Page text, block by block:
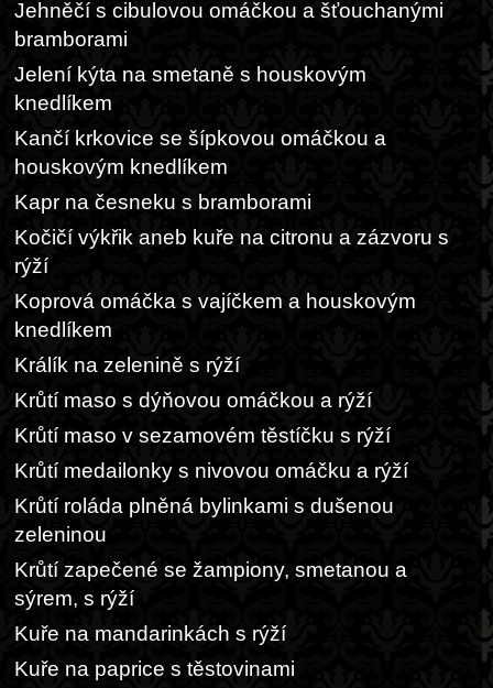
Jehněčí s cibulovou omáčkou a šťouchanými
bramborami
Jelení kýta na smetaně s houskovým
knedlíkem
Kančí krkovice se šípkovou omáčkou a
houskovým knedlíkem
Kapr na česneku s bramborami
Kočičí výkřik aneb kuře na citronu a zázvoru s
rýží
Koprová omáčka s vajíčkem a houskovým
knedlíkem
Králík na zelenině s rýží
Krůtí maso s dýňovou omáčkou a rýží
Krůtí maso v sezamovém těstíčku s rýží
Krůtí medailonky s nivovou omáčku a rýží
Krůtí roláda plněná bylinkami s dušenou
zeleninou
Krůtí zapečené se žampiony, smetanou a
sýrem, s rýží
Kuře na mandarinkách s rýží
Kuře na paprice s těstovinami